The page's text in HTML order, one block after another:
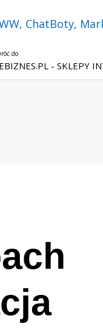
i sztucznej